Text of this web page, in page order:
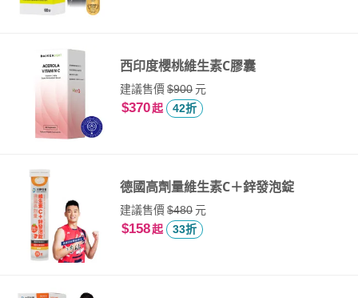
西印度櫻桃維生素C膠囊
建議售價$900元
$370起 42折
德國高劑量維生素C＋鋅發泡錠
建議售價$480元
$158起 33折